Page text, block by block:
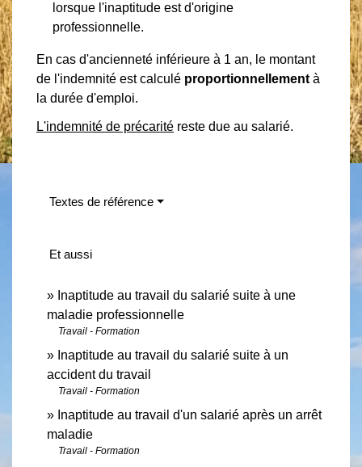
lorsque l'inaptitude est d'origine
professionnelle.
En cas d'ancienneté inférieure à 1 an, le montant
de l'indemnité est calculé proportionnellement à
la durée d'emploi.
L'indemnité de précarité reste due au salarié.
Textes de référence
Et aussi
Inaptitude au travail du salarié suite à une
maladie professionnelle
Travail - Formation
Inaptitude au travail du salarié suite à un
accident du travail
Travail - Formation
Inaptitude au travail d'un salarié après un arrêt
maladie
Travail - Formation